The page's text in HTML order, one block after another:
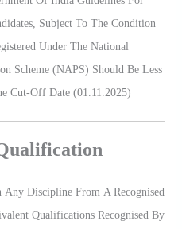
Subject To The Condition
Under The National
Scheme (NAPS) Should Be Less
Cut-Off Date (01.11.2025)
Any Discipline From A Recognised
Qualifications Recognised By